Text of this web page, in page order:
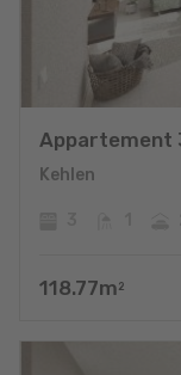
Appartement
Kehlen
118.77m 2